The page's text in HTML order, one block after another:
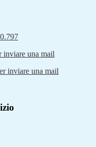
inviare una mail
inviare una mail